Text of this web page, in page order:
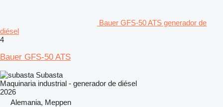
Bauer GFS-50 ATS generador de
diésel
4
Bauer GFS-50 ATS
Subasta
Maquinaria industrial - generador de diésel
2026
Alemania, Meppen